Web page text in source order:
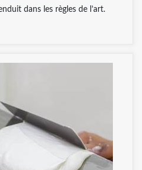
dans les règles de l’art.